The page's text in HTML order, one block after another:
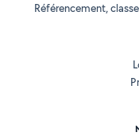
Référencement,